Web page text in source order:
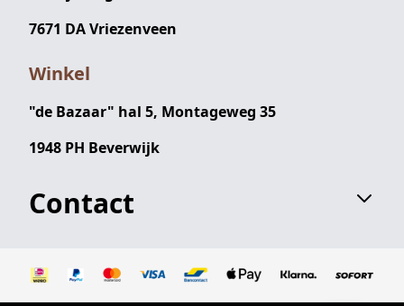
7671 DA Vriezenveen
Winkel
"de Bazaar" hal 5, Montageweg 35
1948 PH Beverwijk
Contact